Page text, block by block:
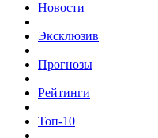
Новости
|
Эксклюзив
|
Прогнозы
|
Рейтинги
|
Топ-10
|